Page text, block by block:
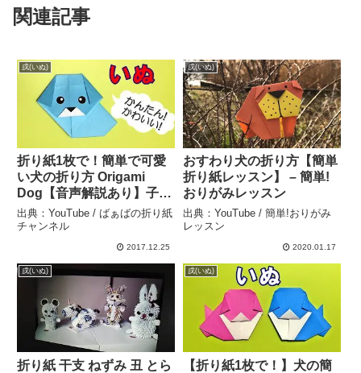
関連記事
戌(いぬ)
折り紙1枚で！簡単で可愛
い犬の折り方 Origami
Dog【音声解説あり】子供
向け／ ばぁばの折り紙 –
ばぁばの折り紙チャンネル
出典：YouTube / ばぁばの折り紙
チャンネル
2017.12.25
戌(いぬ)
おすわり犬の折り方【簡単
折り紙レッスン】 – 簡単!
おりがみレッスン
出典：YouTube / 簡単!おりがみ
レッスン
2020.01.17
戌(いぬ)
折り紙 干支 ねずみ 丑 とら
戌(いぬ)
【折り紙1枚で！】犬の簡